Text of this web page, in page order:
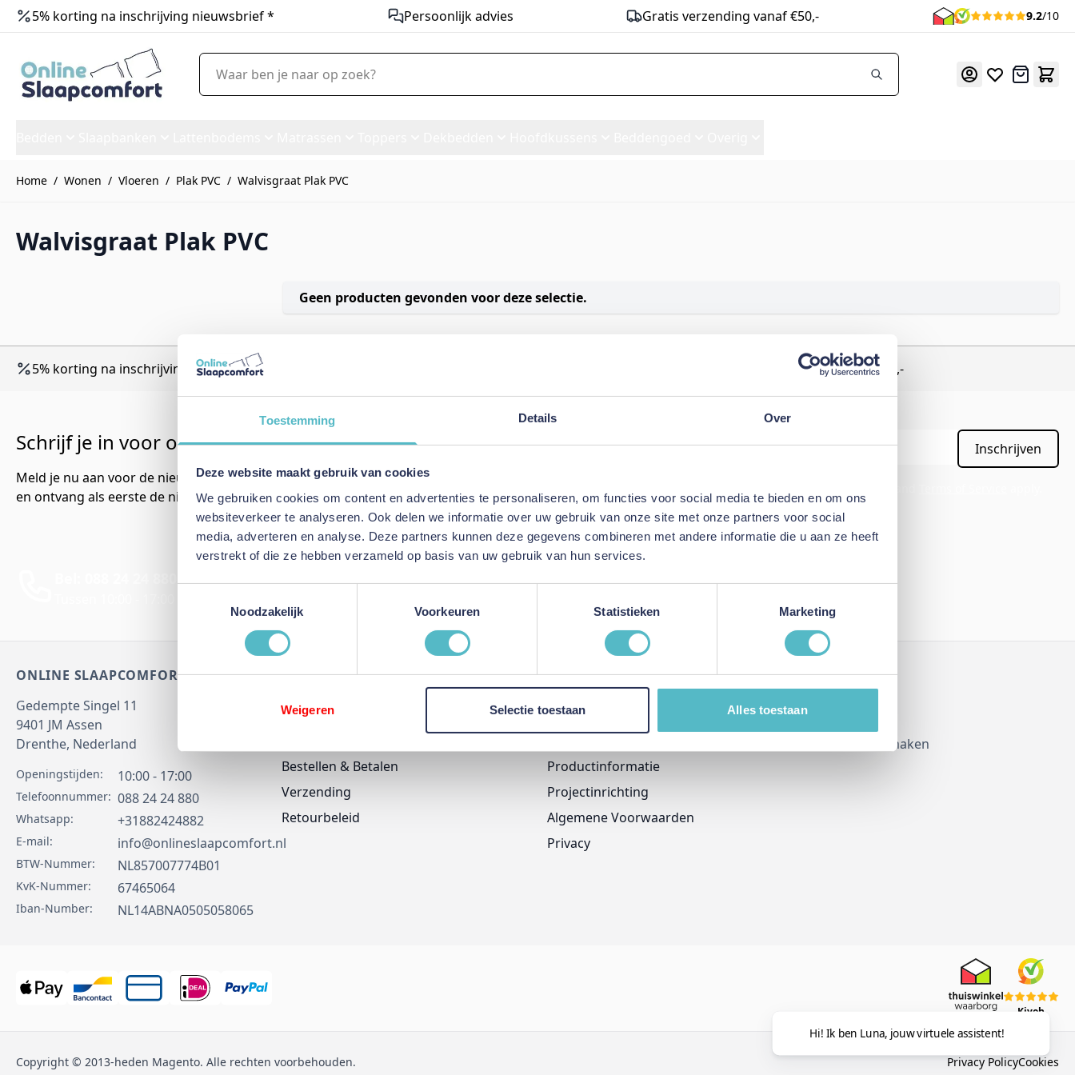
Toestemming Details Over
Deze website maakt gebruik van cookies
We gebruiken cookies om content en advertenties te personaliseren, om functies voor social media te bieden en om ons
websiteverkeer te analyseren. Ook delen we informatie over uw gebruik van onze site met onze partners voor social
media, adverteren en analyse. Deze partners kunnen deze gegevens combineren met andere informatie die u aan ze heeft
verstrekt of die ze hebben verzameld op basis van uw gebruik van hun services.
Noodzakelijk
Voorkeuren Statistieken Marketing
Weigeren Selectie toestaan Alles toestaan
5% korting na inschrijving nieuwsbrief * Persoonlijk advies Gratis verzending vanaf €50,- 9.2/10
Offerte
Waar ben je naar op zoek?
Home / Wonen / Vloeren / Plak PVC / Walvisgraat Plak PVC
Walvisgraat Plak PVC
Geen producten gevonden voor deze selectie.
5% korting na inschrijving nieuwsbrief * Gratis verzending vanaf €50,-
Schrijf je in voor onze nieuwsbrief!
Meld je nu aan voor de nieuwsbrief
en ontvang als eerste de nieuwste artikelen.
Inschrijven
Per E-Mail
ONLINE SLAAPCOMFORT
Gedempte Singel 11
9401 JM Assen
Drenthe, Nederland
Openingstijden: 10:00 - 17:00
Telefoonnummer: 088 24 24 880
Whatsapp: +31882424882
E-mail: info@onlineslaapcomfort.nl
BTW-Nummer: NL857007774B01
KvK-Nummer: 67465064
Iban-Number: NL14ABNA0505058065
Klantenservice
Advies
Bestellen & Betalen
Verzending
Retourbeleid
Informatie
Over ons
Productinformatie
Projectinrichting
Algemene Voorwaarden
Privacy
Mijn account
Account aanmaken
Kiyoh
Copyright © 2013-heden Magento. Alle rechten voorbehouden. Privacy PolicyCookies
Hi! Ik ben Luna, jouw virtuele assistent!